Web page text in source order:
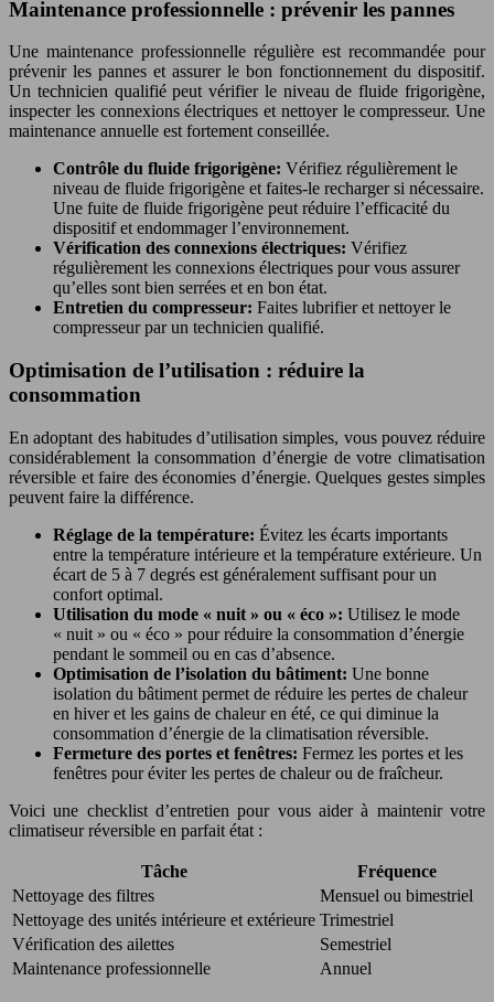
Maintenance professionnelle : prévenir les pannes
Une maintenance professionnelle régulière est recommandée pour
prévenir les pannes et assurer le bon fonctionnement du dispositif.
Un technicien qualifié peut vérifier le niveau de fluide frigorigène,
inspecter les connexions électriques et nettoyer le compresseur. Une
maintenance annuelle est fortement conseillée.
Contrôle du fluide frigorigène: Vérifiez régulièrement le
niveau de fluide frigorigène et faites-le recharger si nécessaire.
Une fuite de fluide frigorigène peut réduire l’efficacité du
dispositif et endommager l’environnement.
Vérification des connexions électriques: Vérifiez
régulièrement les connexions électriques pour vous assurer
qu’elles sont bien serrées et en bon état.
Entretien du compresseur: Faites lubrifier et nettoyer le
compresseur par un technicien qualifié.
Optimisation de l’utilisation : réduire la
consommation
En adoptant des habitudes d’utilisation simples, vous pouvez réduire
considérablement la consommation d’énergie de votre climatisation
réversible et faire des économies d’énergie. Quelques gestes simples
peuvent faire la différence.
Réglage de la température: Évitez les écarts importants
entre la température intérieure et la température extérieure. Un
écart de 5 à 7 degrés est généralement suffisant pour un
confort optimal.
Utilisation du mode « nuit » ou « éco »: Utilisez le mode
« nuit » ou « éco » pour réduire la consommation d’énergie
pendant le sommeil ou en cas d’absence.
Optimisation de l’isolation du bâtiment: Une bonne
isolation du bâtiment permet de réduire les pertes de chaleur
en hiver et les gains de chaleur en été, ce qui diminue la
consommation d’énergie de la climatisation réversible.
Fermeture des portes et fenêtres: Fermez les portes et les
fenêtres pour éviter les pertes de chaleur ou de fraîcheur.
Voici une checklist d’entretien pour vous aider à maintenir votre
climatiseur réversible en parfait état :
Tâche
Fréquence
Nettoyage des filtres
Mensuel ou bimestriel
Nettoyage des unités intérieure et extérieure Trimestriel
Vérification des ailettes
Semestriel
Maintenance professionnelle
Annuel